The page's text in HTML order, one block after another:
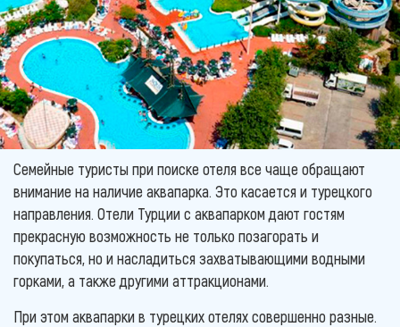
Семейные туристы при поиске отеля все чаще обращают
внимание на наличие аквапарка. Это касается и турецкого
направления. Отели Турции с аквапарком дают гостям
прекрасную возможность не только позагорать и
покупаться, но и насладиться захватывающими водными
горками, а также другими аттракционами.
При этом аквапарки в турецких отелях совершенно разные.